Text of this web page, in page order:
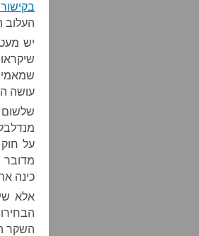
יש
עושה
על
כינה את
אלא
השקר